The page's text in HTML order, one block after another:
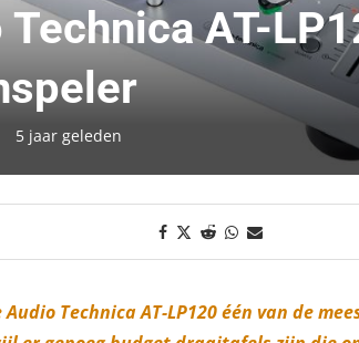
AT-
5 jaar geleden
Technica AT-LP120 één van de